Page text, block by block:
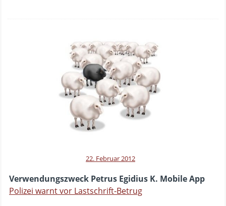
22. Februar 2012
Verwendungszweck Petrus Egidius K. Mobile App
Polizei warnt vor Lastschrift-Betrug